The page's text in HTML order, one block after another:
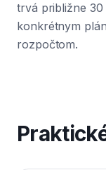
trvá približne 30
konkrétnym
rozpočtom.